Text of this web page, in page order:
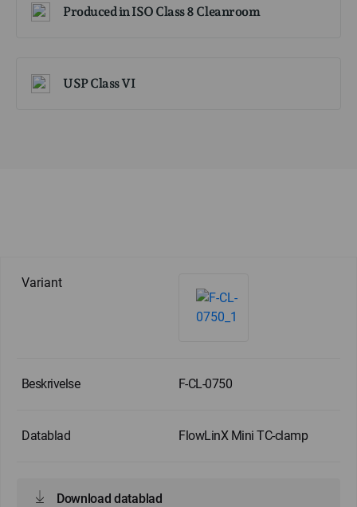
Produced in ISO Class 8 Cleanroom
USP Class VI
F-CL-0750
FlowLinX Mini TC-clamp
Download datablad